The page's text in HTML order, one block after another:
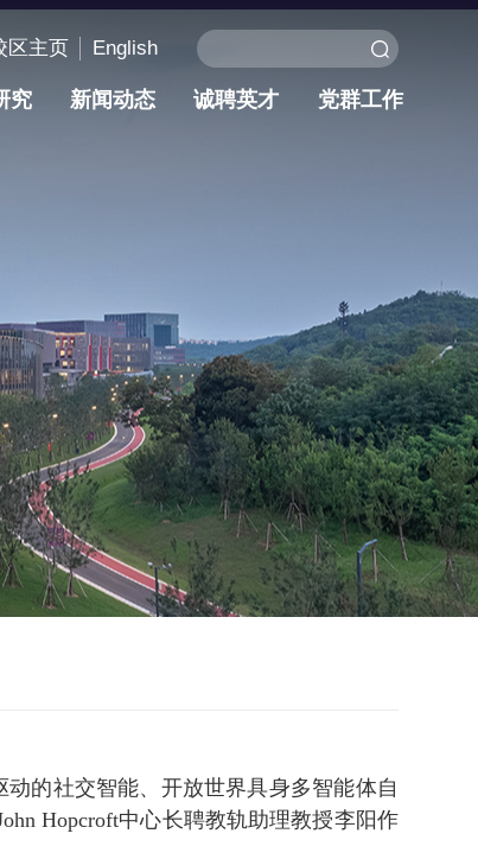
区主页 English
究 新闻动态 诚聘英才 党群工作
的社交智能、开放世界具身多智能体自
Hopcroft中心长聘教轨助理教授李阳作